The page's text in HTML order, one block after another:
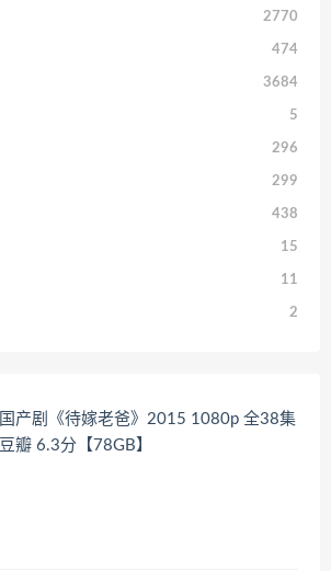
2770
474
3684
5
296
299
438
15
11
2
国产剧《待嫁老爸》2015 1080p 全38集
豆瓣 6.3分【78GB】